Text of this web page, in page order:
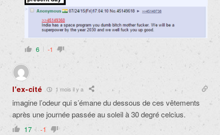
6 -1
l'ex-cité 1 mois il y a
imagine l’odeur qui s’émane du dessous de ces vêtements
après une journée passée au soleil à 30 degré celcius.
17 -1